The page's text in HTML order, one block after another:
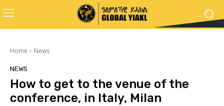
Home News
NEWS
How to get to the venue of the
conference, in Italy, Milan